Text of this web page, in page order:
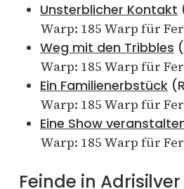
Unsterblicher Kontakt
Warp: 185 Warp für
Weg mit den Tribbles
Warp: 185 Warp für
Ein Familienerbstück
Warp: 185 Warp für
Eine Show
Warp: 185 Warp für
Feinde in Adrisilver